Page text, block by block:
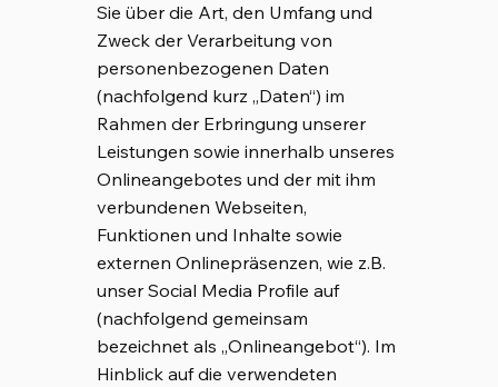
Sie über die Art, den Umfang und
Zweck der Verarbeitung von
personenbezogenen Daten
(nachfolgend kurz „Daten“) im
Rahmen der Erbringung unserer
Leistungen sowie innerhalb unseres
Onlineangebotes und der mit ihm
verbundenen Webseiten,
Funktionen und Inhalte sowie
externen Onlinepräsenzen, wie z.B.
unser Social Media Profile auf
(nachfolgend gemeinsam
bezeichnet als „Onlineangebot“). Im
Hinblick auf die verwendeten